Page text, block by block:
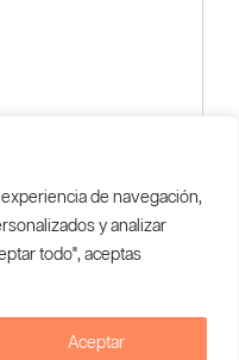
de navegación,
y analizar
todo", aceptas
Aceptar